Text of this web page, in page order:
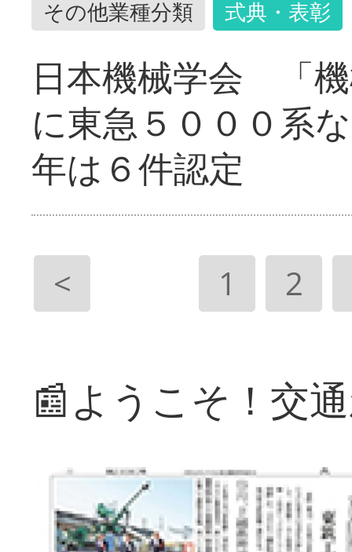
その他業種分類 式典・表彰
日本機械学会 「
に東急５０００系
年は６件認定
< 1 2
📰ようこそ！交